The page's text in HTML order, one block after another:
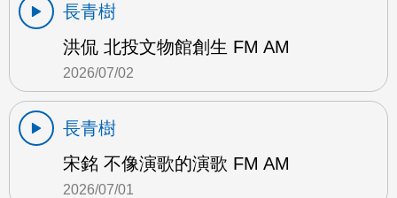
長青樹
洪侃 北投文物館創生 FM AM
2026/07/02
長青樹
宋銘 不像演歌的演歌 FM AM
2026/07/01